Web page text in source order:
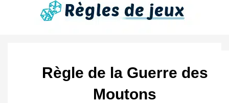
Règle de la Guerre des
Moutons